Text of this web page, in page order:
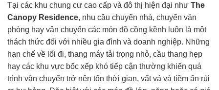
Tại các khu chung cư cao cấp và đô thị hiện đại như The
Canopy Residence, nhu cầu chuyển nhà, chuyển văn
phòng hay vận chuyển các món đồ cồng kềnh luôn là một
thách thức đối với nhiều gia đình và doanh nghiệp. Những
hạn chế về lối đi, thang máy tải trọng nhỏ, cầu thang hẹp
hay các khu vực bốc xếp khó tiếp cận thường khiến quá
trình vận chuyển trở nên tốn thời gian, vất vả và tiềm ẩn rủi